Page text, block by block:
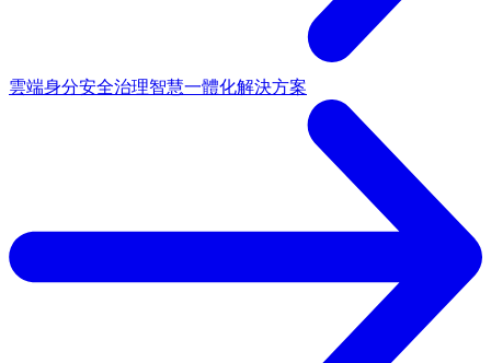
雲端身分安全治理智慧一體化解決方案